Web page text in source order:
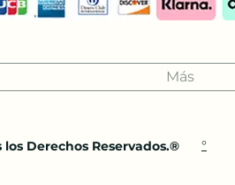
Más
Derechos Reservados.®
°